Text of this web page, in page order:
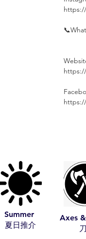
Summer
​夏日推介
Axes